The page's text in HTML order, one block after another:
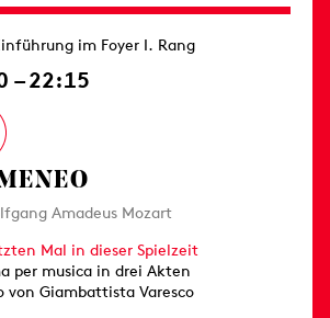
im Foyer I. Rang
– 22:15
Amadeus Mozart
Mal in dieser Spielzeit
per musica in drei Akten
von Giambattista Varesco